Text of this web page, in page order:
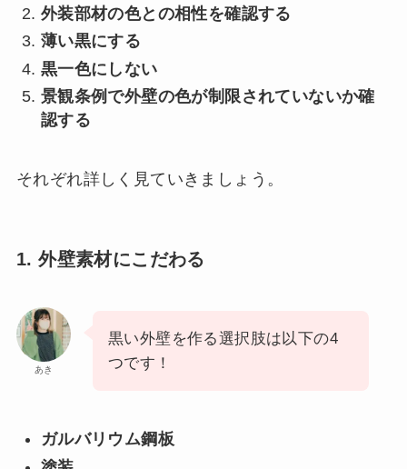
外装部材の色との相性を確認する
薄い黒にする
黒一色にしない
景観条例で外壁の色が制限されていないか確
認する
それぞれ詳しく見ていきましょう。
1. 外壁素材にこだわる
あき
黒い外壁を作る選択肢は以下の4
つです！
ガルバリウム鋼板